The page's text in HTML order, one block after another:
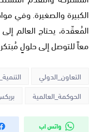
الكبيرة والصغيرة. وفي
المُعقّدة، يحتاج العالم
معاً للتوصل إلى حلولٍ
التعاون_الدولي
الحوكمة_العالمية
واتس اب